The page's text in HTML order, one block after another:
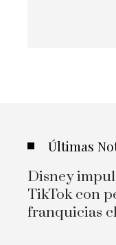
Últimas
Disney
TikTok con
franquicias